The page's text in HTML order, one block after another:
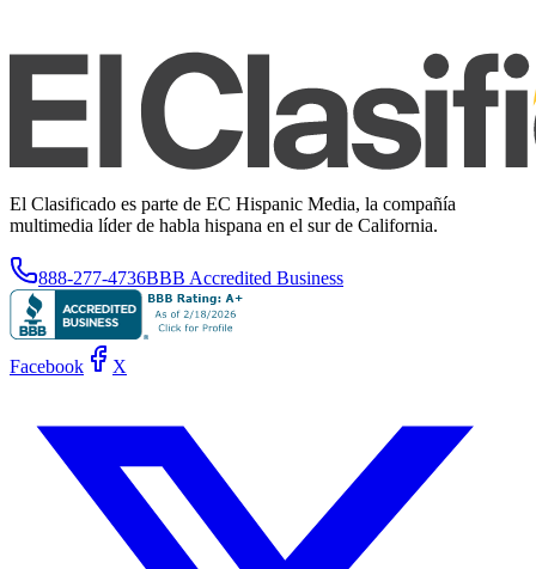
El Clasificado es parte de EC Hispanic Media, la compañía
multimedia líder de habla hispana en el sur de California.
888-277-4736BBB Accredited Business
Facebook X